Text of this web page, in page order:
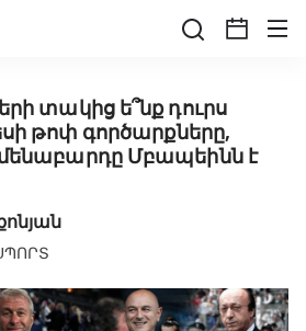
տակից ե՞նք դուրս
թոփ գործարքները,
Մբապեինն է